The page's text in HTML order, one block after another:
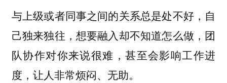
与上级或者同事之间的关系总是处不好，自
己独来独往，想要融入却不知道怎么做，团
队协作对你来说很难，甚至会影响工作进
度，让人非常烦闷、无助。